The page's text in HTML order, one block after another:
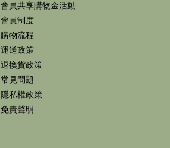
會員共享購物金活動
會員制度
購物流程
運送政策
退換貨政策
常見問題
隱私權政策
免責聲明